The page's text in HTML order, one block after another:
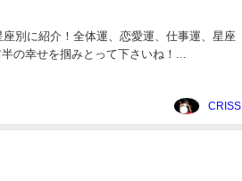
別に紹介！全体運、恋愛運、仕事運、星座
の幸せを掴みとって下さいね！...
CRISS